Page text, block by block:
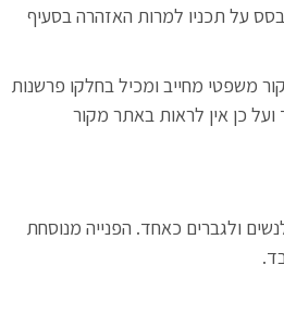
על תכניו למרות האזהרה בסעיף
משפטי מחייב ומכיל בחלקו פרשנות
כן אין לראות באתר מקור
ולגברים כאחד. הפנייה מנוסחת